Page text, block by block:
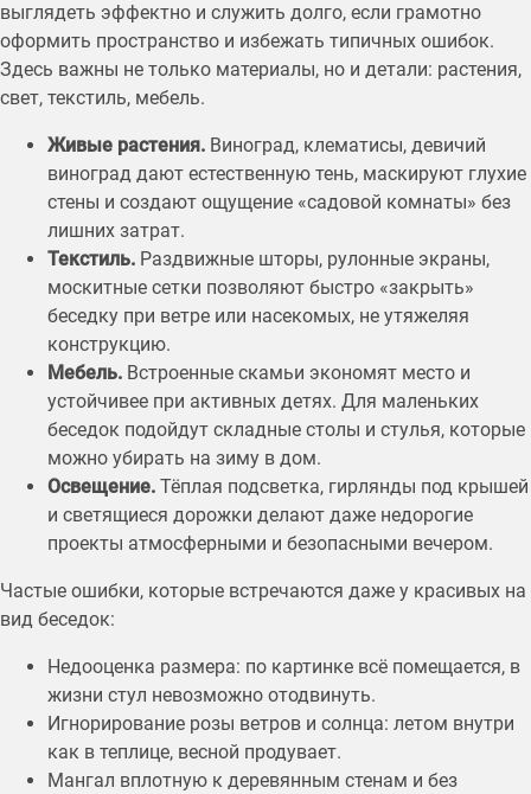
выглядеть эффектно и служить долго, если грамотно
оформить пространство и избежать типичных ошибок.
Здесь важны не только материалы, но и детали: растения,
свет, текстиль, мебель.
Живые растения. Виноград, клематисы, девичий
виноград дают естественную тень, маскируют глухие
стены и создают ощущение «садовой комнаты» без
лишних затрат.
Текстиль. Раздвижные шторы, рулонные экраны,
москитные сетки позволяют быстро «закрыть»
беседку при ветре или насекомых, не утяжеляя
конструкцию.
Мебель. Встроенные скамьи экономят место и
устойчивее при активных детях. Для маленьких
беседок подойдут складные столы и стулья, которые
можно убирать на зиму в дом.
Освещение. Тёплая подсветка, гирлянды под крышей
и светящиеся дорожки делают даже недорогие
проекты атмосферными и безопасными вечером.
Частые ошибки, которые встречаются даже у красивых на
вид беседок:
Недооценка размера: по картинке всё помещается, в
жизни стул невозможно отодвинуть.
Игнорирование розы ветров и солнца: летом внутри
как в теплице, весной продувает.
Мангал вплотную к деревянным стенам и без